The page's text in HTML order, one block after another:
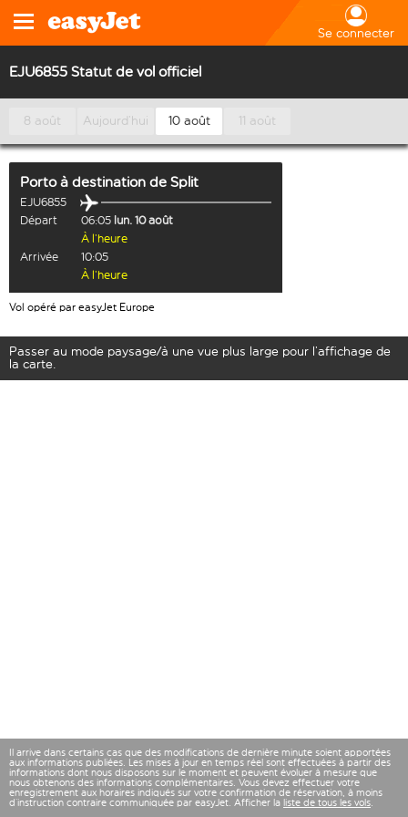
Se connecter
EJU6855 Statut de vol officiel
8 août Aujourd’hui 10 août 11 août
Portoà destination de Split
EJU6855
Départ
06:05 lun. 10 août
À l’heure
Arrivée
10:05
À l’heure
Vol opéré par easyJet Europe
Passer au mode paysage/à une vue plus large pour l’affichage de
la carte.
Il arrive dans certains cas que des modifications de dernière minute soient apportées
aux informations publiées. Les mises à jour en temps réel sont effectuées à partir des
informations dont nous disposons sur le moment et peuvent évoluer à mesure que
nous obtenons des informations complémentaires. Vous devez effectuer votre
enregistrement aux horaires indiqués sur votre confirmation de réservation, à moins
d’instruction contraire communiquée par easyJet. Afficher la liste de tous les vols.